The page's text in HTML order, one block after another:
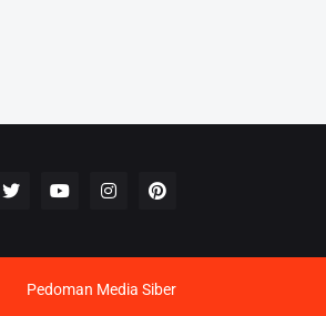
Pedoman Media Siber